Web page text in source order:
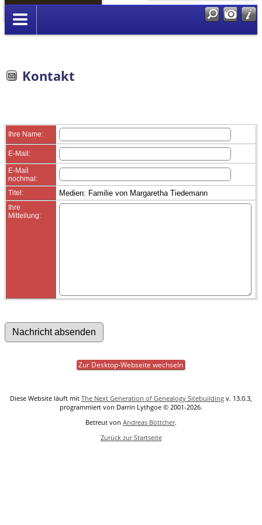
Anmelden
Kontakt
Ihre Name:
E-Mail:
E-Mail
nochmal:
Titel:
Medien: Familie von Margaretha Tiedemann
Ihre
Mitteilung:
Zur Desktop-Webseite wechseln
Diese Website läuft mit The Next Generation of Genealogy Sitebuilding v. 13.0.3,
programmiert von Darrin Lythgoe © 2001-2026.
Betreut von Andreas Böttcher.
Zurück zur Startseite